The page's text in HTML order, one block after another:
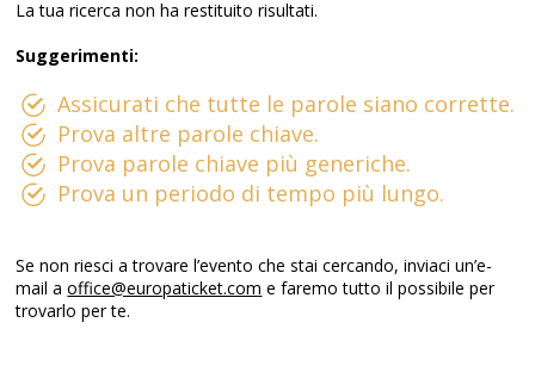
La tua ricerca non ha restituito risultati.
Suggerimenti:
Assicurati che tutte le parole siano corrette.
Prova altre parole chiave.
Prova parole chiave più generiche.
Prova un periodo di tempo più lungo.
Se non riesci a trovare l’evento che stai cercando, inviaci un’e-
mail aoffice@europaticket.com e faremo tutto il possibile per
trovarlo per te.